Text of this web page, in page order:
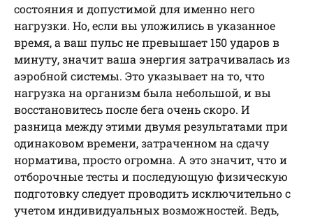
состояния и допустимой для именно него
нагрузки. Но, если вы уложились в указанное
время, а ваш пульс не превышает 150 ударов в
минуту, значит ваша энергия затрачивалась из
аэробной системы. Это указывает на то, что
нагрузка на организм была небольшой, и вы
восстановитесь после бега очень скоро. И
разница между этими двумя результатами при
одинаковом времени, затраченном на сдачу
норматива, просто огромна. А это значит, что и
отборочные тесты и последующую физическую
подготовку следует проводить исключительно с
учетом индивидуальных возможностей. Ведь,